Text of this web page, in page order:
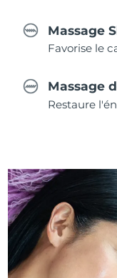
Massage
Favorise le
Massage
Restaure